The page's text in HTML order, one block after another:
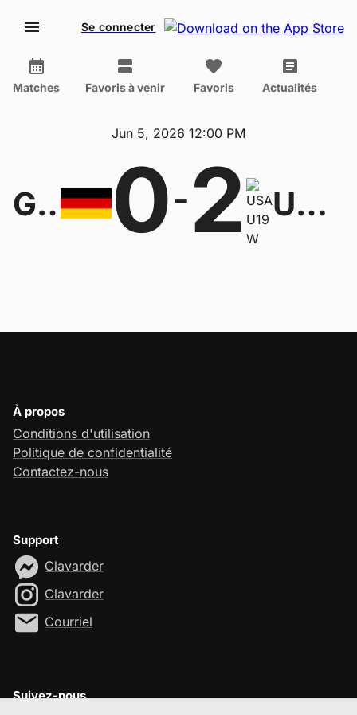
Se connecter
Matches Favoris à venir Favoris Actualités
Jun 5, 2026 12:00 PM
Germany U19 W 0-2 USA U19 W
À propos
Conditions d'utilisation
Politique de confidentialité
Contactez-nous
Support
Clavarder
Clavarder
Courriel
Suivez-nous